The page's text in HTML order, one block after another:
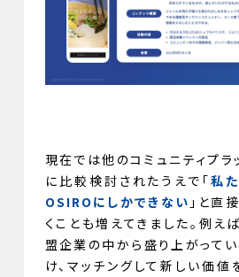
現在では他のコミュニティプラ
に比較検討されたうえで「私
OSIROにしかできない 」と直
くことも増えてきました。例え
盟企業の中から盛り上がって
け、マッチングして新しい価値